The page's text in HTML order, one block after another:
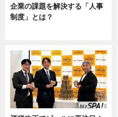
企業の課題を解決する「人事
制度」とは？